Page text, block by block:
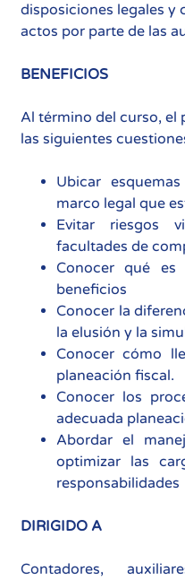
disposiciones legales y
actos por parte de las
BENEFICIOS
Al término del curso, el
las siguientes
Ubicar
marco legal que
Evitar riesgos
facultades de
Conocer qué
beneficios
Conocer la
la elusión y la
Conocer cómo
planeación fiscal.
Conocer los
adecuada
Abordar el
optimizar las
responsabilidades
DIRIGIDO A
Contadores,